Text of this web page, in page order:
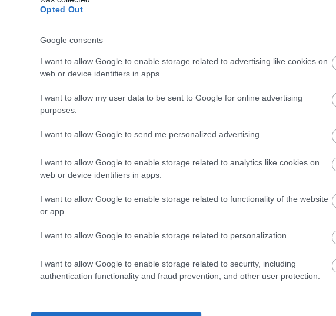
Opted Out
Google consents
I want to allow Google to enable storage related to advertising like cookies on
web or device identifiers in apps.
I want to allow my user data to be sent to Google for online advertising
purposes.
I want to allow Google to send me personalized advertising.
I want to allow Google to enable storage related to analytics like cookies on
web or device identifiers in apps.
I want to allow Google to enable storage related to functionality of the website
or app.
I want to allow Google to enable storage related to personalization.
I want to allow Google to enable storage related to security, including
authentication functionality and fraud prevention, and other user protection.